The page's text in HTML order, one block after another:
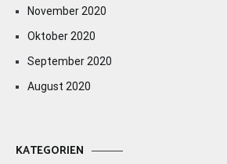
November 2020
Oktober 2020
September 2020
August 2020
KATEGORIEN